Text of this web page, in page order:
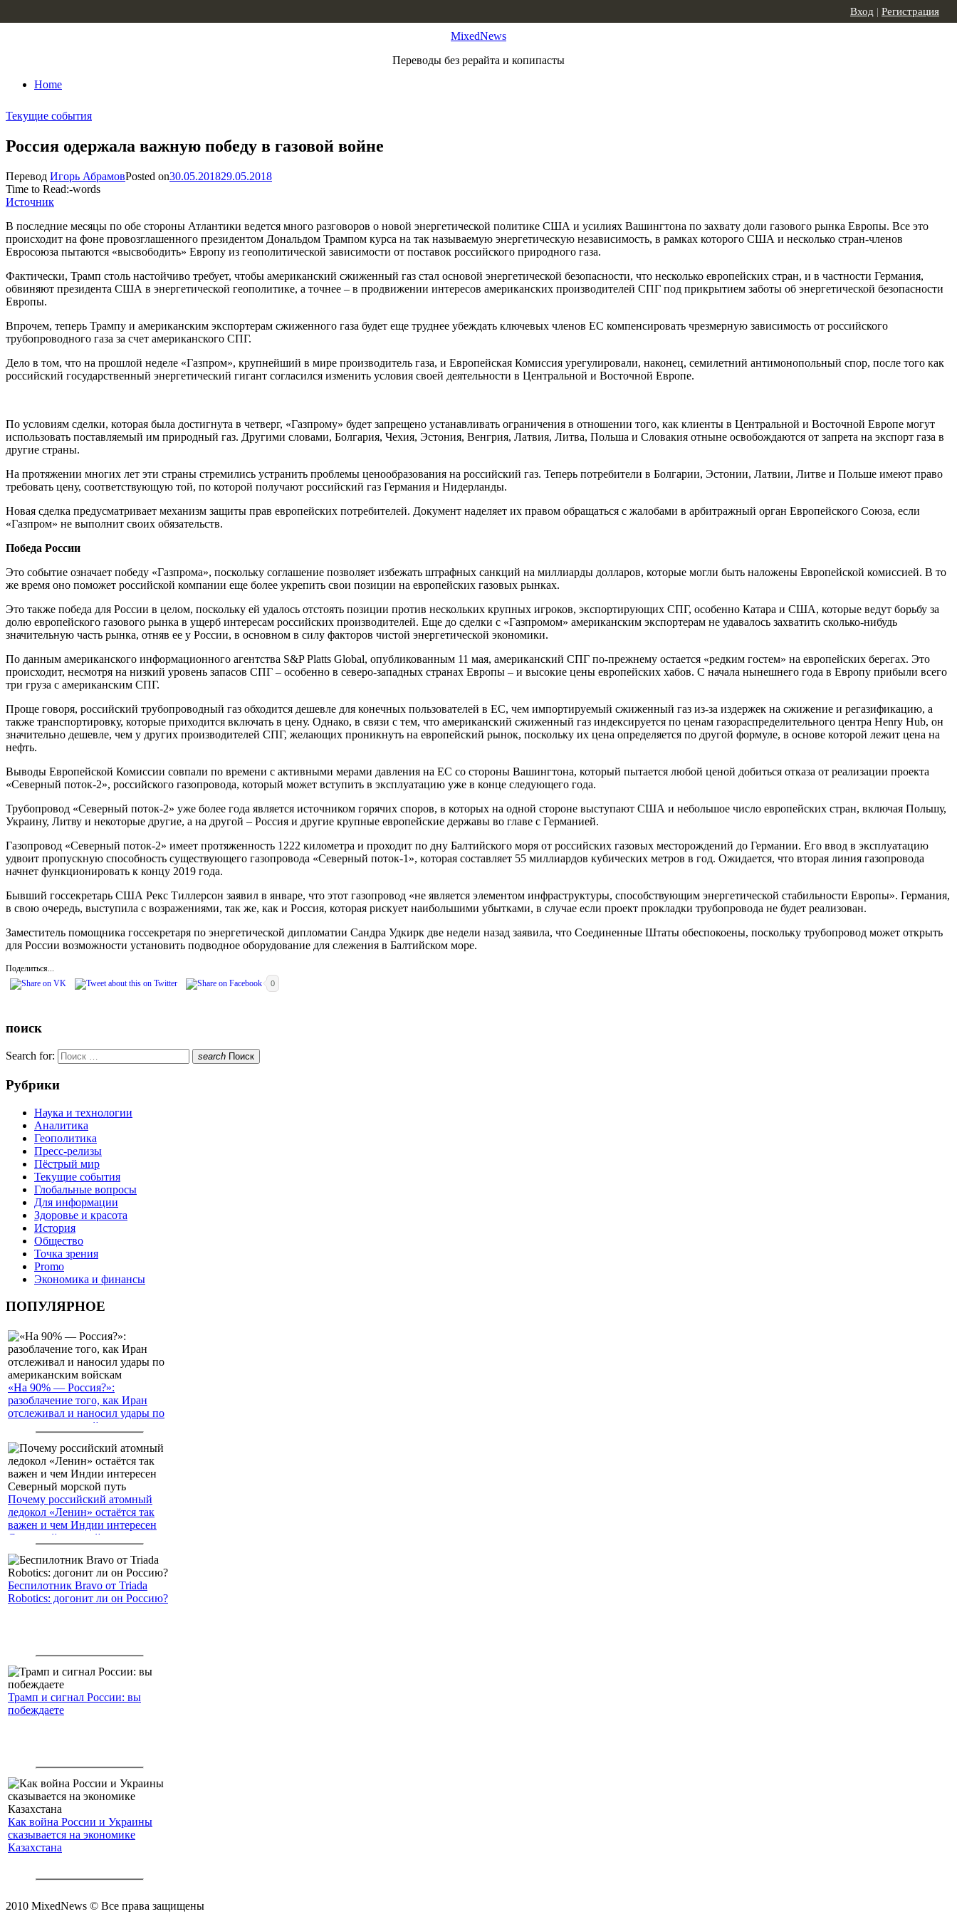
MixedNews
Переводы без рерайта и копипасты
Home
Вход | Регистрация
Текущие события
Россия одержала важную победу в газовой войне
Перевод Игорь АбрамовPosted on30.05.201829.05.2018
Time to Read:-words
Источник
В последние месяцы по обе стороны Атлантики ведется много разговоров о новой энергетической политике США и усилиях Вашингтона по захвату доли газового рынка Европы. Все это
происходит на фоне провозглашенного президентом Дональдом Трампом курса на так называемую энергетическую независимость, в рамках которого США и несколько стран-членов
Евросоюза пытаются «высвободить» Европу из геополитической зависимости от поставок российского природного газа.
Фактически, Трамп столь настойчиво требует, чтобы американский сжиженный газ стал основой энергетической безопасности, что несколько европейских стран, и в частности Германия,
обвиняют президента США в энергетической геополитике, а точнее – в продвижении интересов американских производителей СПГ под прикрытием заботы об энергетической безопасности
Европы.
Впрочем, теперь Трампу и американским экспортерам сжиженного газа будет еще труднее убеждать ключевых членов ЕС компенсировать чрезмерную зависимость от российского
трубопроводного газа за счет американского СПГ.
Дело в том, что на прошлой неделе «Газпром», крупнейший в мире производитель газа, и Европейская Комиссия урегулировали, наконец, семилетний антимонопольный спор, после того как
российский государственный энергетический гигант согласился изменить условия своей деятельности в Центральной и Восточной Европе.
По условиям сделки, которая была достигнута в четверг, «Газпрому» будет запрещено устанавливать ограничения в отношении того, как клиенты в Центральной и Восточной Европе могут
использовать поставляемый им природный газ. Другими словами, Болгария, Чехия, Эстония, Венгрия, Латвия, Литва, Польша и Словакия отныне освобождаются от запрета на экспорт газа в
другие страны.
На протяжении многих лет эти страны стремились устранить проблемы ценообразования на российский газ. Теперь потребители в Болгарии, Эстонии, Латвии, Литве и Польше имеют право
требовать цену, соответствующую той, по которой получают российский газ Германия и Нидерланды.
Новая сделка предусматривает механизм защиты прав европейских потребителей. Документ наделяет их правом обращаться с жалобами в арбитражный орган Европейского Союза, если
«Газпром» не выполнит своих обязательств.
Победа России
Это событие означает победу «Газпрома», поскольку соглашение позволяет избежать штрафных санкций на миллиарды долларов, которые могли быть наложены Европейской комиссией. В то
же время оно поможет российской компании еще более укрепить свои позиции на европейских газовых рынках.
Это также победа для России в целом, поскольку ей удалось отстоять позиции против нескольких крупных игроков, экспортирующих СПГ, особенно Катара и США, которые ведут борьбу за
долю европейского газового рынка в ущерб интересам российских производителей. Еще до сделки с «Газпромом» американским экспортерам не удавалось захватить сколько-нибудь
значительную часть рынка, отняв ее у России, в основном в силу факторов чистой энергетической экономики.
По данным американского информационного агентства S&P Platts Global, опубликованным 11 мая, американский СПГ по-прежнему остается «редким гостем» на европейских берегах. Это
происходит, несмотря на низкий уровень запасов СПГ – особенно в северо-западных странах Европы – и высокие цены европейских хабов. С начала нынешнего года в Европу прибыли всего
три груза с американским СПГ.
Проще говоря, российский трубопроводный газ обходится дешевле для конечных пользователей в ЕС, чем импортируемый сжиженный газ из-за издержек на сжижение и регазификацию, а
также транспортировку, которые приходится включать в цену. Однако, в связи с тем, что американский сжиженный газ индексируется по ценам газораспределительного центра Henry Hub, он
значительно дешевле, чем у других производителей СПГ, желающих проникнуть на европейский рынок, поскольку их цена определяется по другой формуле, в основе которой лежит цена на
нефть.
Выводы Европейской Комиссии совпали по времени с активными мерами давления на ЕС со стороны Вашингтона, который пытается любой ценой добиться отказа от реализации проекта
«Северный поток-2», российского газопровода, который может вступить в эксплуатацию уже в конце следующего года.
Трубопровод «Северный поток-2» уже более года является источником горячих споров, в которых на одной стороне выступают США и небольшое число европейских стран, включая Польшу,
Украину, Литву и некоторые другие, а на другой – Россия и другие крупные европейские державы во главе с Германией.
Газопровод «Северный поток-2» имеет протяженность 1222 километра и проходит по дну Балтийского моря от российских газовых месторождений до Германии. Его ввод в эксплуатацию
удвоит пропускную способность существующего газопровода «Северный поток-1», которая составляет 55 миллиардов кубических метров в год. Ожидается, что вторая линия газопровода
начнет функционировать к концу 2019 года.
Бывший госсекретарь США Рекс Тиллерсон заявил в январе, что этот газопровод «не является элементом инфраструктуры, способствующим энергетической стабильности Европы». Германия,
в свою очередь, выступила с возражениями, так же, как и Россия, которая рискует наибольшими убытками, в случае если проект прокладки трубопровода не будет реализован.
Заместитель помощника госсекретаря по энергетической дипломатии Сандра Удкирк две недели назад заявила, что Соединенные Штаты обеспокоены, поскольку трубопровод может открыть
для России возможности установить подводное оборудование для слежения в Балтийском море.
Поделиться...
0
поиск
Search for: search Поиск
Рубрики
Наука и технологии
Аналитика
Геополитика
Пресс-релизы
Пёстрый мир
Текущие события
Глобальные вопросы
Для информации
Здоровье и красота
История
Общество
Точка зрения
Promo
Экономика и финансы
ПОПУЛЯРНОЕ
«На 90% — Россия?»:
разоблачение того, как Иран
отслеживал и наносил удары по
американским войскам
Почему российский атомный
ледокол «Ленин» остаётся так
важен и чем Индии интересен
Северный морской путь
Беспилотник Bravo от Triada
Robotics: догонит ли он Россию?
Трамп и сигнал России: вы
побеждаете
Как война России и Украины
сказывается на экономике
Казахстана
2010 MixedNews © Все права защищены